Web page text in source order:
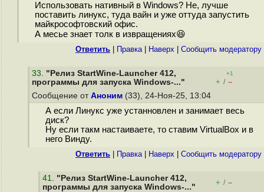
Использовать нативный в Windows? Не, лучше
поставить линукс, туда вайн и уже оттуда запустить
майкрософтовский офис.
А месье знает толк в извращениях😆
Ответить Правка| Наверх Cообщить модератору
33. "Релиз StartWine-Launcher 412,
программы для запуска Windows-..."
+1
+ / –
Сообщение от Аноним (33), 24-Ноя-25, 13:04
А если Линукс уже устанновлен и занимает весь
диск?
Ну если такм настаиваете, то ставим VirtualBox и в
него Винду.
Ответить Правка| Наверх Cообщить модератору
41. "Релиз StartWine-Launcher 412,
программы для запуска Windows-..."
+ / –